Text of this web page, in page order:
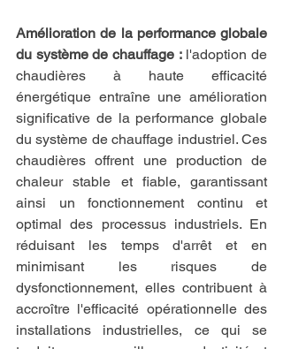
Amélioration de la performance globale
du système de chauffage : l'adoption de
chaudières à haute efficacité
énergétique entraîne une amélioration
significative de la performance globale
du système de chauffage industriel. Ces
chaudières offrent une production de
chaleur stable et fiable, garantissant
ainsi un fonctionnement continu et
optimal des processus industriels. En
réduisant les temps d'arrêt et en
minimisant les risques de
dysfonctionnement, elles contribuent à
accroître l'efficacité opérationnelle des
installations industrielles, ce qui se